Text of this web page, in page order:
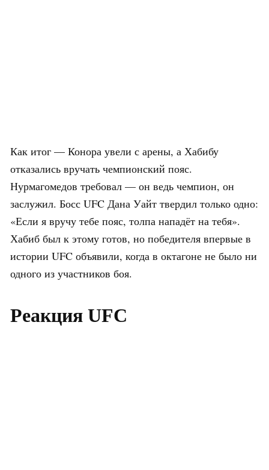
Как итог — Конора увели с арены, а Хабибу
отказались вручать чемпионский пояс.
Нурмагомедов требовал — он ведь чемпион, он
заслужил. Босс UFC Дана Уайт твердил только одно:
«Если я вручу тебе пояс, толпа нападёт на тебя».
Хабиб был к этому готов, но победителя впервые в
истории UFC объявили, когда в октагоне не было ни
одного из участников боя.
Реакция UFC